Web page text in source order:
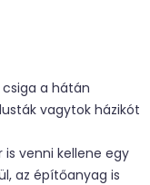
a hátán
vagytok házikót
venni kellene egy
az építőanyag is